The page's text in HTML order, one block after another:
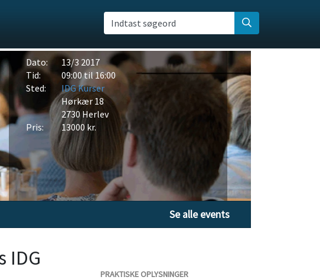
Indtast søgeord
Dato:
13/3 2017
Tid:
09:00 til 16:00
Sted:
IDG Kurser
Hørkær 18
2730 Herlev
Pris:
13000 kr.
Se alle events
IDG
PRAKTISKE OPLYSNINGER